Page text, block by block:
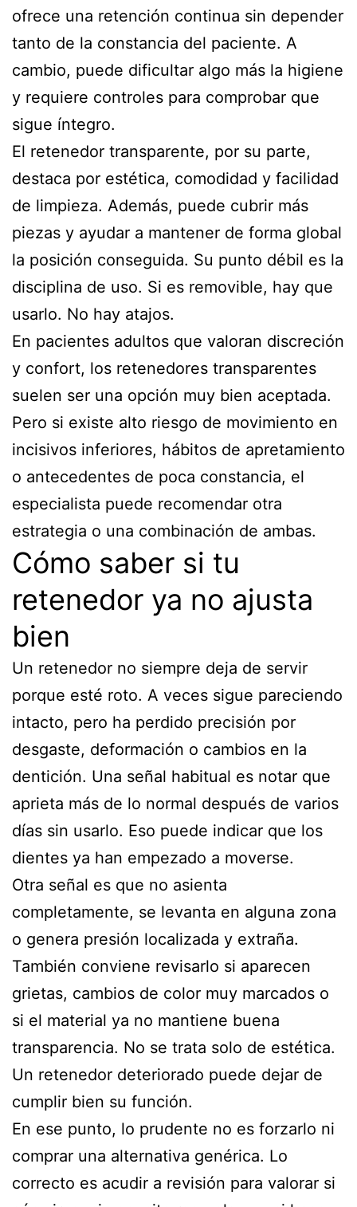
ofrece una retención continua sin depender
tanto de la constancia del paciente. A
cambio, puede dificultar algo más la higiene
y requiere controles para comprobar que
sigue íntegro.
El retenedor transparente, por su parte,
destaca por estética, comodidad y facilidad
de limpieza. Además, puede cubrir más
piezas y ayudar a mantener de forma global
la posición conseguida. Su punto débil es la
disciplina de uso. Si es removible, hay que
usarlo. No hay atajos.
En pacientes adultos que valoran discreción
y confort, los retenedores transparentes
suelen ser una opción muy bien aceptada.
Pero si existe alto riesgo de movimiento en
incisivos inferiores, hábitos de apretamiento
o antecedentes de poca constancia, el
especialista puede recomendar otra
estrategia o una combinación de ambas.
Cómo saber si tu
retenedor ya no ajusta
bien
Un retenedor no siempre deja de servir
porque esté roto. A veces sigue pareciendo
intacto, pero ha perdido precisión por
desgaste, deformación o cambios en la
dentición. Una señal habitual es notar que
aprieta más de lo normal después de varios
días sin usarlo. Eso puede indicar que los
dientes ya han empezado a moverse.
Otra señal es que no asienta
completamente, se levanta en alguna zona
o genera presión localizada y extraña.
También conviene revisarlo si aparecen
grietas, cambios de color muy marcados o
si el material ya no mantiene buena
transparencia. No se trata solo de estética.
Un retenedor deteriorado puede dejar de
cumplir bien su función.
En ese punto, lo prudente no es forzarlo ni
comprar una alternativa genérica. Lo
correcto es acudir a revisión para valorar si